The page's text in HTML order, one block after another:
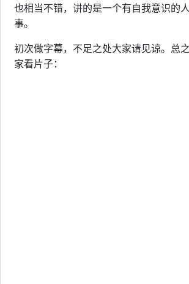
也相当不错，讲的是一个有自我意识的
事。
初次做字幕，不足之处大家请见谅。总
家看片子：